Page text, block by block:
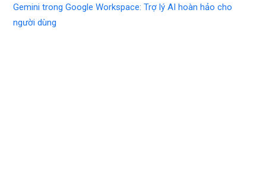
Gemini trong Google Workspace: Trợ lý AI hoàn hảo cho
người dùng